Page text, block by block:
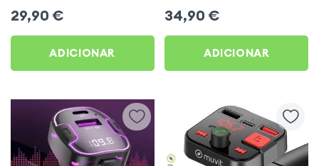
Realme Narzo 30 5G
29,90 €
ADICIONAR
carregamento duplo de
música USB Preto
34,90 €
ADICIONAR